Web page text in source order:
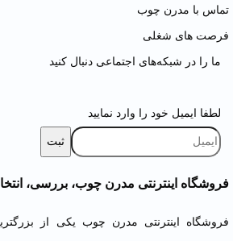
تماس با مدرن چوب
فرصت های شغلی
ما را در شبکه‌های اجتماعی دنبال کنید
لطفا ایمیل خود را وارد نمایید
فروشگاه اینترنتی مدرن چوب، بررسی،
فروشگاه اینترنتی مدرن چوب یکی از